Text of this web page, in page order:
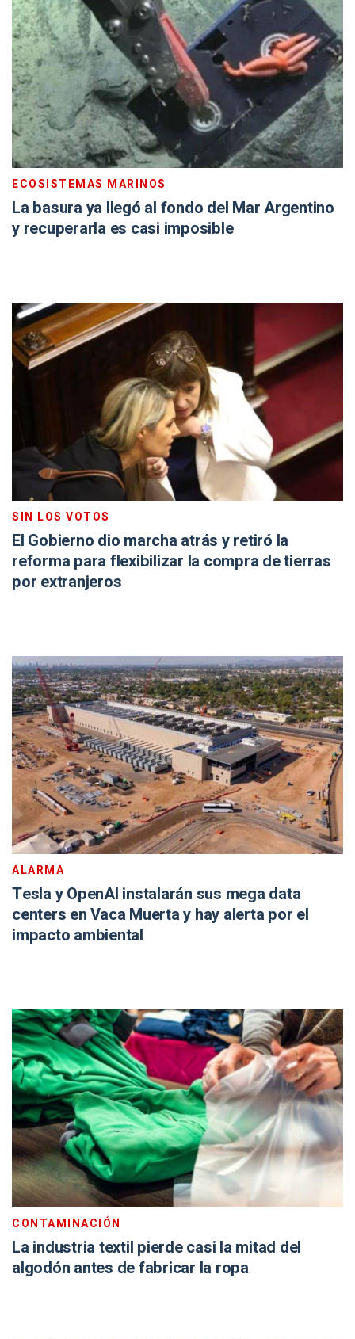
ECOSISTEMAS MARINOS
La basura ya llegó al fondo del Mar Argentino
y recuperarla es casi imposible
SIN LOS VOTOS
El Gobierno dio marcha atrás y retiró la
reforma para flexibilizar la compra de tierras
por extranjeros
ALARMA
Tesla y OpenAI instalarán sus mega data
centers en Vaca Muerta y hay alerta por el
impacto ambiental
CONTAMINACIÓN
La industria textil pierde casi la mitad del
algodón antes de fabricar la ropa